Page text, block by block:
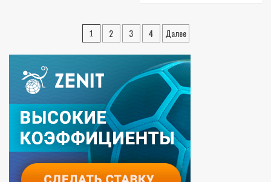
Пагинация
записей
1 2 3 4 Далее